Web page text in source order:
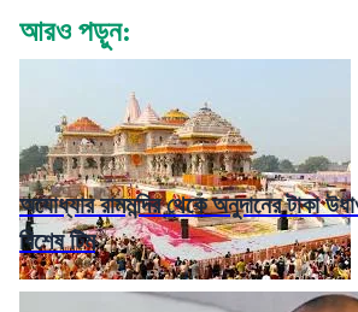
আরও পড়ুন:
অযোধ্যার রামমন্দির থেকে অনুদানের টাকা
বিশেষ টিম